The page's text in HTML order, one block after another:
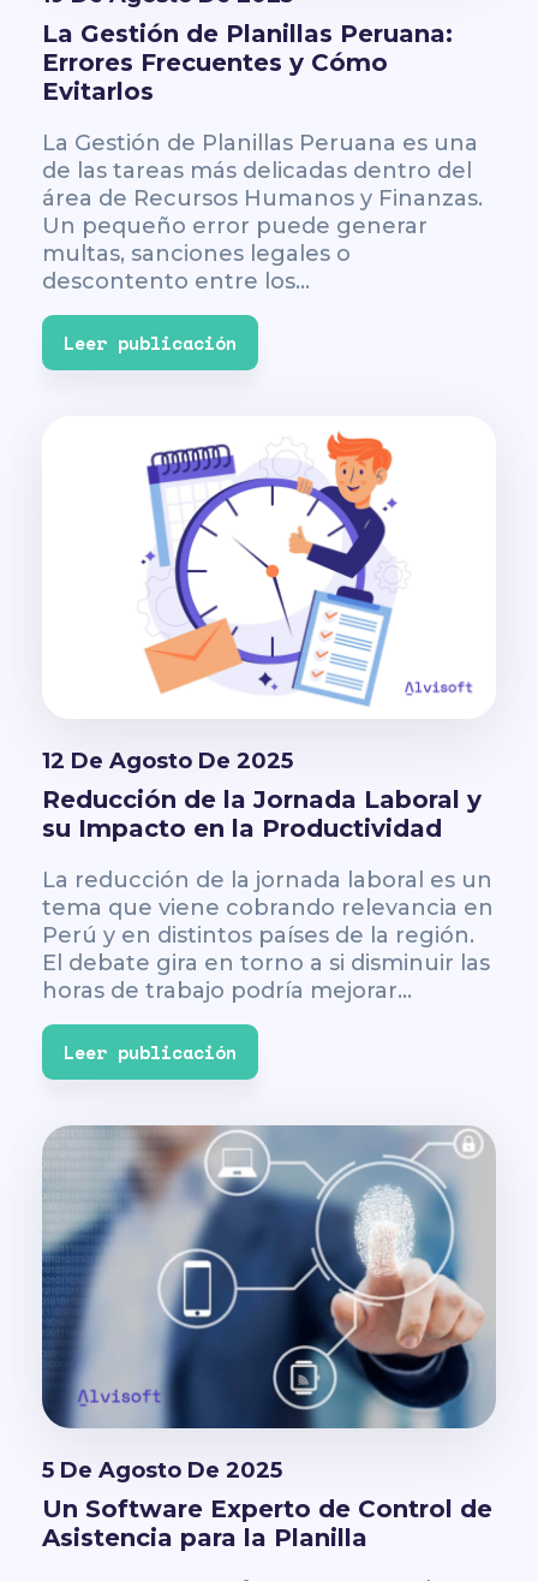
La Gestión de Planillas Peruana:
Errores Frecuentes y Cómo
Evitarlos
La Gestión de Planillas Peruana es una
de las tareas más delicadas dentro del
área de Recursos Humanos y Finanzas.
Un pequeño error puede generar
multas, sanciones legales o
descontento entre los...
Leer publicación
12 De Agosto De 2025
Reducción de la Jornada Laboral y
su Impacto en la Productividad
La reducción de la jornada laboral es un
tema que viene cobrando relevancia en
Perú y en distintos países de la región.
El debate gira en torno a si disminuir las
horas de trabajo podría mejorar...
Leer publicación
5 De Agosto De 2025
Un Software Experto de Control de
Asistencia para la Planilla